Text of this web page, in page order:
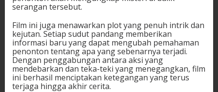
serangan tersebut.
Film ini juga menawarkan plot yang penuh intrik dan
kejutan. Setiap sudut pandang memberikan
informasi baru yang dapat mengubah pemahaman
penonton tentang apa yang sebenarnya terjadi.
Dengan penggabungan antara aksi yang
mendebarkan dan teka-teki yang menegangkan, film
ini berhasil menciptakan ketegangan yang terus
terjaga hingga akhir cerita.